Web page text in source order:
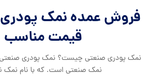
فروش عمده نمک پودری
قیمت مناسب
نمک پودری صنعتی چیست؟ نمک پودری صنعتی
نمک صنعتی است. که با نام نمک